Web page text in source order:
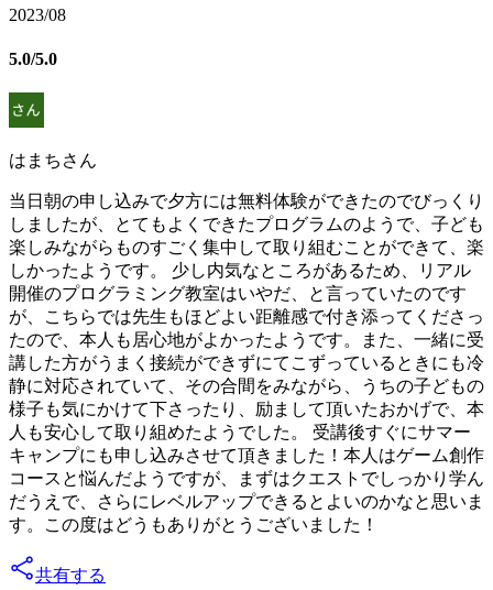
2023/08
5.0/5.0
はまちさん
当日朝の申し込みで夕方には無料体験ができたのでびっくり
しましたが、とてもよくできたプログラムのようで、子ども
楽しみながらものすごく集中して取り組むことができて、楽
しかったようです。 少し内気なところがあるため、リアル
開催のプログラミング教室はいやだ、と言っていたのです
が、こちらでは先生もほどよい距離感で付き添ってくださっ
たので、本人も居心地がよかったようです。また、一緒に受
講した方がうまく接続ができずにてこずっているときにも冷
静に対応されていて、その合間をみながら、うちの子どもの
様子も気にかけて下さったり、励まして頂いたおかげで、本
人も安心して取り組めたようでした。 受講後すぐにサマー
キャンプにも申し込みさせて頂きました！本人はゲーム創作
コースと悩んだようですが、まずはクエストでしっかり学ん
だうえで、さらにレベルアップできるとよいのかなと思いま
す。この度はどうもありがとうございました！
共有する